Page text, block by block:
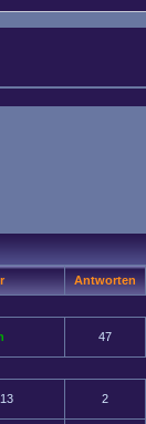
Antworten
47
2